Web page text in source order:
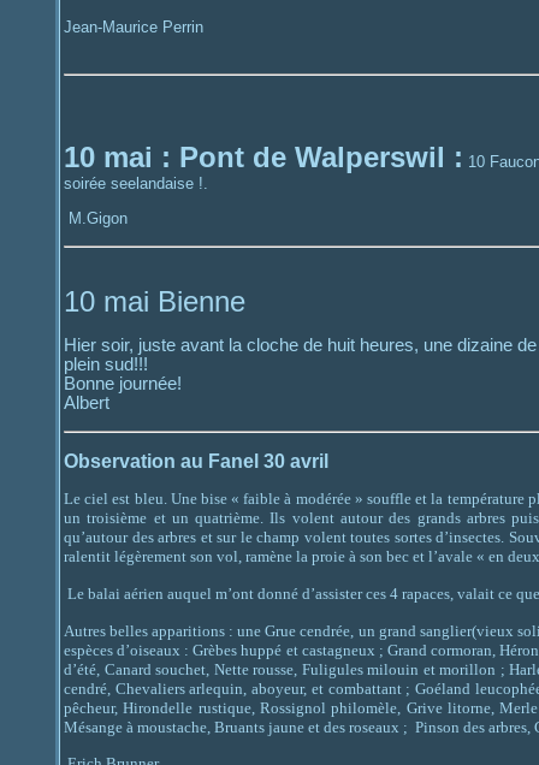
Jean-Maurice Perrin
10 mai : Pont de Walperswil : 10
soirée seelandaise !.
M.Gigon
10 mai Bienne
Hier soir, juste avant la cloche de huit heures, une dizaine
plein sud!!!
Bonne journée!
Albert
Observation au Fanel 30 avril
Le ciel est bleu. Une bise « faible à modérée » souffle et la température
un troisième et un quatrième. Ils volent autour des grands arbres
qu’autour des arbres et sur le champ volent toutes sortes d’insectes.
ralentit légèrement son vol, ramène la proie à son bec et l’avale « en
Le balai aérien auquel m’ont donné d’assister ces 4 rapaces, valait ce
Autres belles apparitions : une Grue cendrée, un grand sanglier(vieux
espèces d’oiseaux : Grèbes huppé et castagneux ; Grand cormoran,
d’été, Canard souchet, Nette rousse, Fuligules milouin et morillon ;
cendré, Chevaliers arlequin, aboyeur, et combattant ; Goéland
pêcheur, Hirondelle rustique, Rossignol philomèle, Grive litorne,
Mésange à moustache, Bruants jaune et des roseaux ; Pinson des